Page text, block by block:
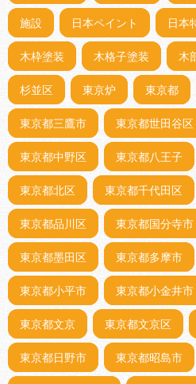
施設 日本ペイント 日本
木枠塗装 木格子塗装 木
杉並区 東京炉 東京都
東京都三鷹市 東京都世田谷区
東京都中野区 東京都八王子
東京都北区 東京都千代田区
東京都品川区 東京都国分寺市
東京都墨田区 東京都多摩市
東京都小平市 東京都小金井市
東京都文京 東京都文京区
東京都日野市 東京都昭島市